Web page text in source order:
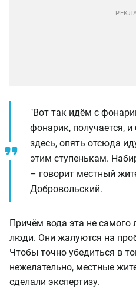
"Вот так идём с
фонарик, получается,
здесь, опять отсюда
этим ступенькам.
– говорит местный
Добровольский.
Причём вода эта не самого
люди. Они жалуются на
Чтобы точно убедиться в
нежелательно, местные
сделали экспертизу.